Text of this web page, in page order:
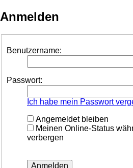
Anmelden
Benutzername:
Passwort:
Ich habe mein Passwort
Angemeldet bleiben
Meinen Online-Status
verbergen